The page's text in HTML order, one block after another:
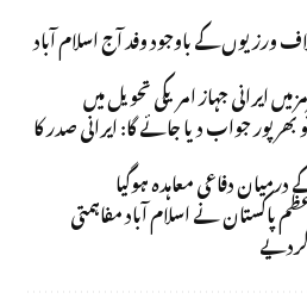
ورزیوں کے باوجود وفد آج اسلام آباد
ایرانی جہاز امریکی تحویل میں
بھرپور جواب دیا جائے گا: ایرانی صدر کا
درمیان دفاعی معاہدہ ہوگیا
پاکستان نے اسلام آباد مفاہمتی